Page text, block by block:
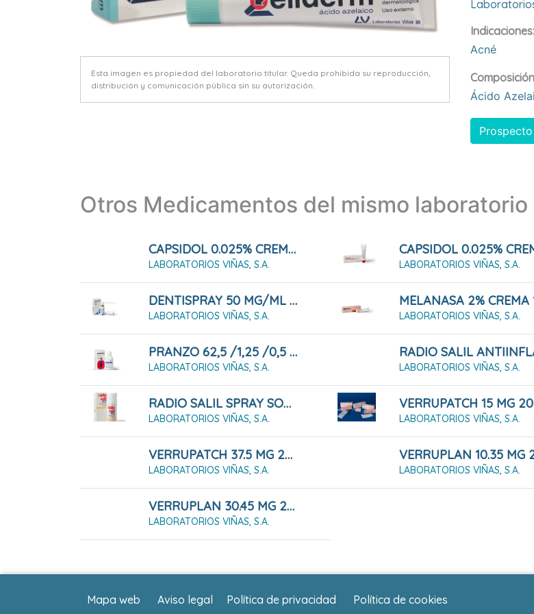
Esta imagen es propiedad del laboratorio titular. Queda prohibida su reproducción,
distribución y comunicación pública sin su autorización.
Indicaciones:
Acné
Ácido
Prospecto
Otros Medicamentos del mismo laboratorio
CAPSIDOL 0.025% CREMA 30 G
LABORATORIOS VIÑAS, S.A. LABORATORIOS VIÑAS, S.A.
DENTISPRAY 50 MG/ML SOLUCIÓN DENTAL 5 ML
LABORATORIOS VIÑAS, S.A. LABORATORIOS VIÑAS, S.A.
PRANZO 62,5 /1,25 /0,5 MG/ML SOLUCIÓN ORAL , 200 ML
LABORATORIOS VIÑAS, S.A. LABORATORIOS VIÑAS, S.A.
RADIO SALIL SPRAY SOLUCIÓN PARA PULVERIZACIÓN CUTÁNEA 130 ML
LABORATORIOS VIÑAS, S.A. LABORATORIOS VIÑAS, S.A.
VERRUPATCH 37.5 MG 20 PARCHES 20 MM
LABORATORIOS VIÑAS, S.A. LABORATORIOS VIÑAS, S.A.
VERRUPLAN 30.45 MG 20 APOSITOS 18 MM
LABORATORIOS VIÑAS, S.A.
Mapa web Aviso legal Política de privacidad Política de cookies